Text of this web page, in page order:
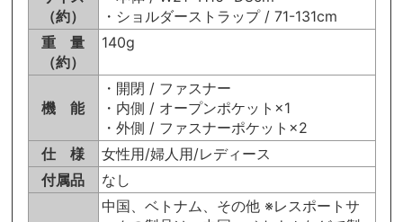
（約）
・ショルダーストラップ / 71-131cm
重 量
（約）
140g
機 能
・開閉 / ファスナー
・内側 / オープンポケット×1
・外側 / ファスナーポケット×2
仕 様
女性用/婦人用/レディース
付属品
なし
中国、ベトナム、その他 ※レスポートサ